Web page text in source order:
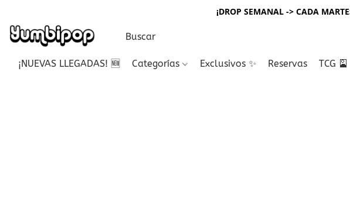
¡DROP SEMANAL -> CADA
¡NUEVAS LLEGADAS! 🆕 Categorías Exclusivos ✨ Reservas TCG 🎴